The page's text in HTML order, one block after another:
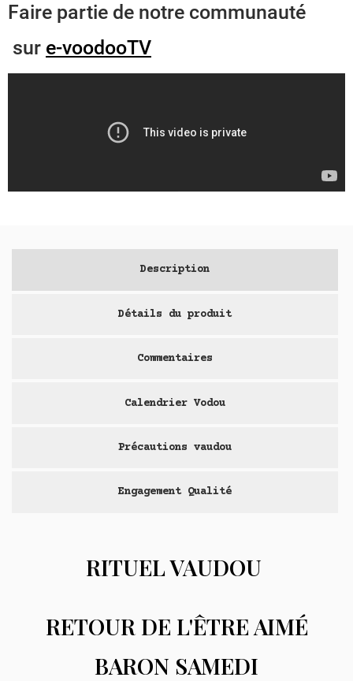
Faire partie de notre communauté
sur e-voodooTV
Description
Détails du produit
Commentaires
Calendrier Vodou
Précautions vaudou
Engagement Qualité
RITUEL VAUDOU
RETOUR DE L'ÊTRE AIMÉ
BARON SAMEDI